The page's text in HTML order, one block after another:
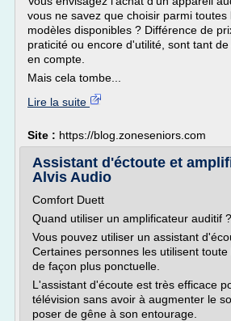
vous ne savez que choisir parmi
modèles disponibles ? Différence de
praticité ou encore d'utilité, sont tant
en compte.
Mais cela tombe...
Lire la suite
Site : https://blog.zoneseniors.com
Assistant d'éctoute et
Alvis Audio
Comfort Duett
Quand utiliser un amplificateur auditif ?
Vous pouvez utiliser un assistant
Certaines personnes les utilisent
de façon plus ponctuelle.
L'assistant d'écoute est très efficace
télévision sans avoir à augmenter le
poser de gêne à son entourage.